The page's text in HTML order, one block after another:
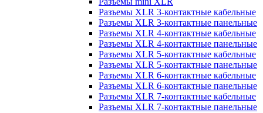
Разъемы XLR 3-контактные кабельные
Разъемы XLR 3-контактные панельные
Разъемы XLR 4-контактные кабельные
Разъемы XLR 4-контактные панельные
Разъемы XLR 5-контактные кабельные
Разъемы XLR 5-контактные панельные
Разъемы XLR 6-контактные кабельные
Разъемы XLR 6-контактные панельные
Разъемы XLR 7-контактные кабельные
Разъемы XLR 7-контактные панельные